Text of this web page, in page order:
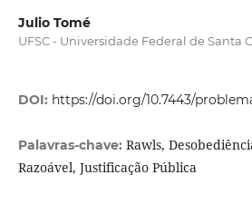
Julio Tomé
UFSC - Universidade Federal de Santa
DOI: https://doi.org/10.7443/
Palavras-chave: Rawls,
Razoável, Justificação Pública